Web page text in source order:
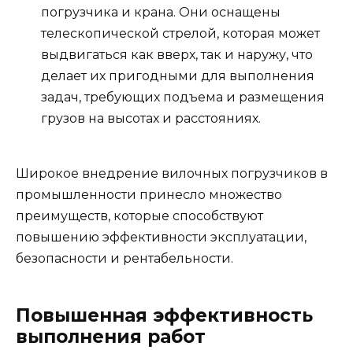
погрузчика и крана. Они оснащены
телескопической стрелой, которая может
выдвигаться как вверх, так и наружу, что
делает их пригодными для выполнения
задач, требующих подъема и размещения
грузов на высотах и расстояниях.
Широкое внедрение вилочных погрузчиков в
промышленности принесло множество
преимуществ, которые способствуют
повышению эффективности эксплуатации,
безопасности и рентабельности.
Повышенная эффективность
выполнения работ